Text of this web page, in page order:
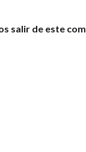
salir de este